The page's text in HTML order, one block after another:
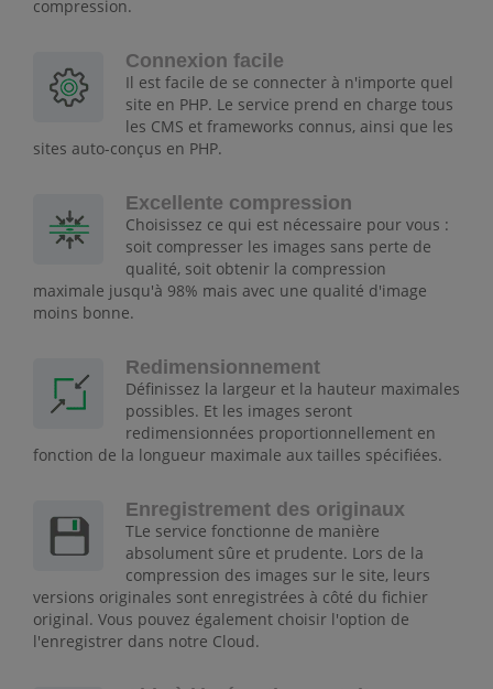
compression.
Connexion facile
Il est facile de se connecter à n'importe quel
site en PHP. Le service prend en charge tous
les CMS et frameworks connus, ainsi que les
sites auto-conçus en PHP.
Excellente compression
Choisissez ce qui est nécessaire pour vous :
soit compresser les images sans perte de
qualité, soit obtenir la compression
maximale jusqu'à 98% mais avec une qualité d'image
moins bonne.
Redimensionnement
Définissez la largeur et la hauteur maximales
possibles. Et les images seront
redimensionnées proportionnellement en
fonction de la longueur maximale aux tailles spécifiées.
Enregistrement des originaux
TLe service fonctionne de manière
absolument sûre et prudente. Lors de la
compression des images sur le site, leurs
versions originales sont enregistrées à côté du fichier
original. Vous pouvez également choisir l'option de
l'enregistrer dans notre Cloud.